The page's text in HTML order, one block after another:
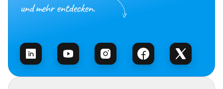
und mehr entdecken.